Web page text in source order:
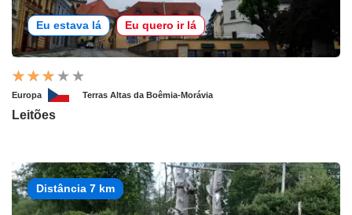
Eu estava lá Eu quero ir lá
Europa Terras Altas da Boêmia-Morávia
Leitões
Distância 7 km